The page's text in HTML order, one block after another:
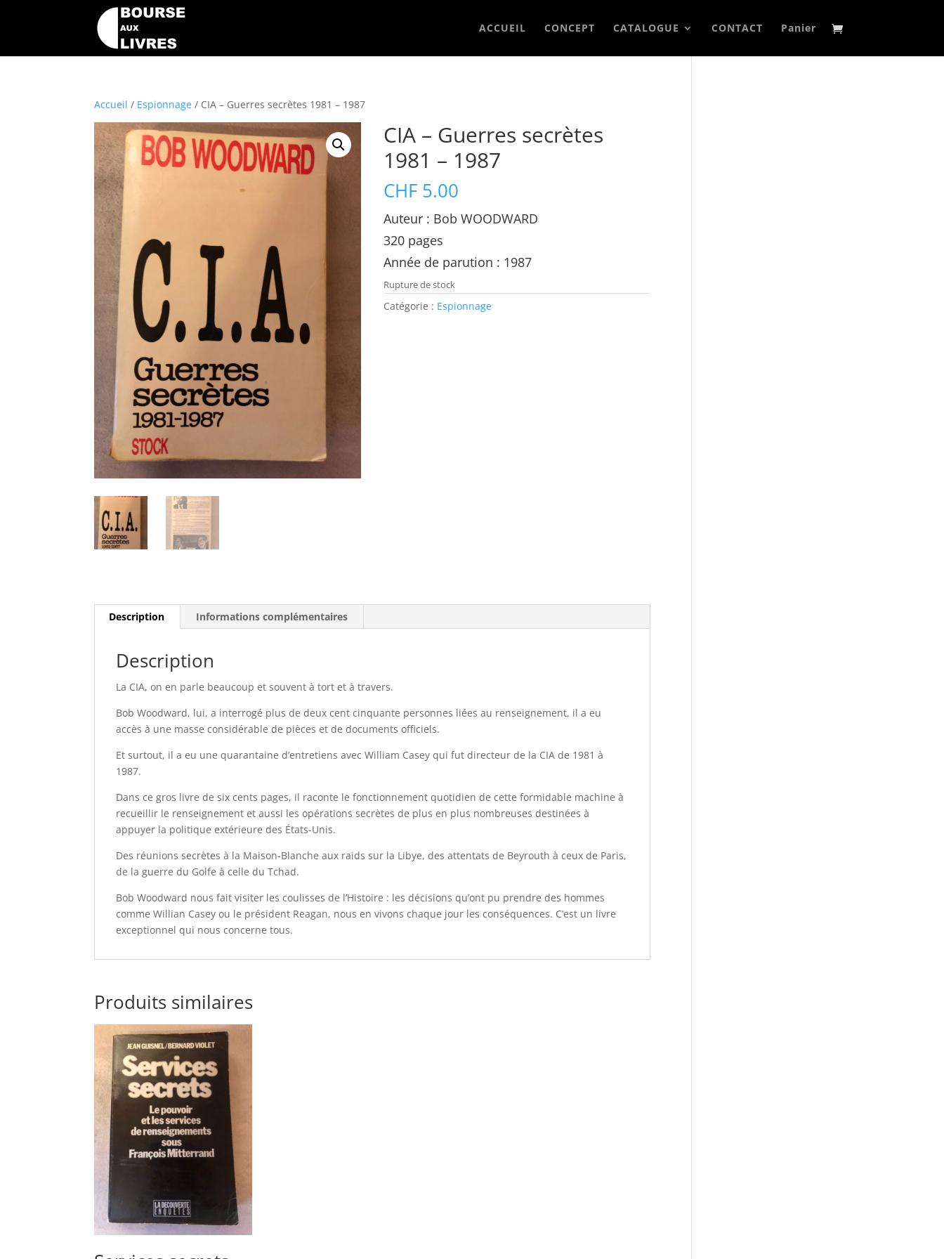
ACCUEIL CONCEPT CATALOGUE CONTACT Panier
Accueil / Espionnage / CIA – Guerres secrètes 1981 – 1987
CIA – Guerres secrètes
1981 – 1987
CHF 5.00
Auteur : Bob WOODWARD
320 pages
Année de parution : 1987
Rupture de stock
Catégorie : Espionnage
Description Informations complémentaires
Description
La CIA, on en parle beaucoup et souvent à tort et à travers.
Bob Woodward, lui, a interrogé plus de deux cent cinquante personnes liées au renseignement, il a eu
accès à une masse considérable de pièces et de documents officiels.
Et surtout, il a eu une quarantaine d’entretiens avec William Casey qui fut directeur de la CIA de 1981 à
1987.
Dans ce gros livre de six cents pages, il raconte le fonctionnement quotidien de cette formidable machine à
recueillir le renseignement et aussi les opérations secrètes de plus en plus nombreuses destinées à
appuyer la politique extérieure des États-Unis.
Des réunions secrètes à la Maison-Blanche aux raids sur la Libye, des attentats de Beyrouth à ceux de Paris,
de la guerre du Golfe à celle du Tchad.
Bob Woodward nous fait visiter les coulisses de l’Histoire : les décisions qu’ont pu prendre des hommes
comme Willian Casey ou le président Reagan, nous en vivons chaque jour les conséquences. C’est un livre
exceptionnel qui nous concerne tous.
Produits similaires